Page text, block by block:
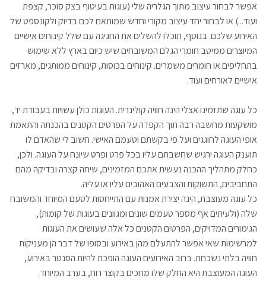
אפשר לבחור עיצוב מתוך הגלריה שלי (עוגות בעיטוף בצק סוכר, קצפת
ועוד...) או לבחור יחד עיצוב מקורי וחדש שמותאם לכם בדיוק ולקונספט של
האירוע שלכם. בנוסף, תוכלו להשלים את החגיגה עם שלל קינוחים אישיים
המיוצרים ממיטב חומרי הגלם המשובחים שיש כיום בארץ ללא שימוש
בתחליפים או חומרים משמרים. קינוחים בכוסות, קינוחים ממותגים, מארזים
אישיים לאורחים ועוד.
כל עוגה שתזמינו אצלי הינה חוויה קולינרית. העוגות כולן עשויות בעבודת יד,
מושקעות מחשבה רבה תוך הקפדה על הפרטים הקטנים בהכנתה והתאמת
אופי העוגה לחוגגים ועל פי בקשתם וטעמם האישי. חשוב לי שהאדם לו
תוענק העוגה ירגיש שחשבתם עליו בכל פרט ופרט שיונח על העוגה. ולכן,
כחלק מתהליך ההכנה נעשית אתכם המזמינים, שיחה קצרה ובדיקה מהם
התחביבים, התשוקות והצבעים האהובים עליו או עליה.
כל עוגה מעוצבת, הינה יצירת אמנות עם התייחסות לטעם המיוחד והמשובח
שלה (ולעיתים אף מספר טעמים שונים ומגוונים בעוגות של קומות),
הגימורים המדויקים, הפרטים הקטנים כל אלה שעושים את העוגות
למרשימות שאי אפשר להתעלם מהן באירוע ובסופו של דבר הן מעניקות
חוויה בלתי נשכחת. ברוב האירועים העוגה הופכת להיות הסנטר באירוע,
העוגה המעוצבת היא החלק שלו מחכים בקוצר רוח, בערב המיוחד.